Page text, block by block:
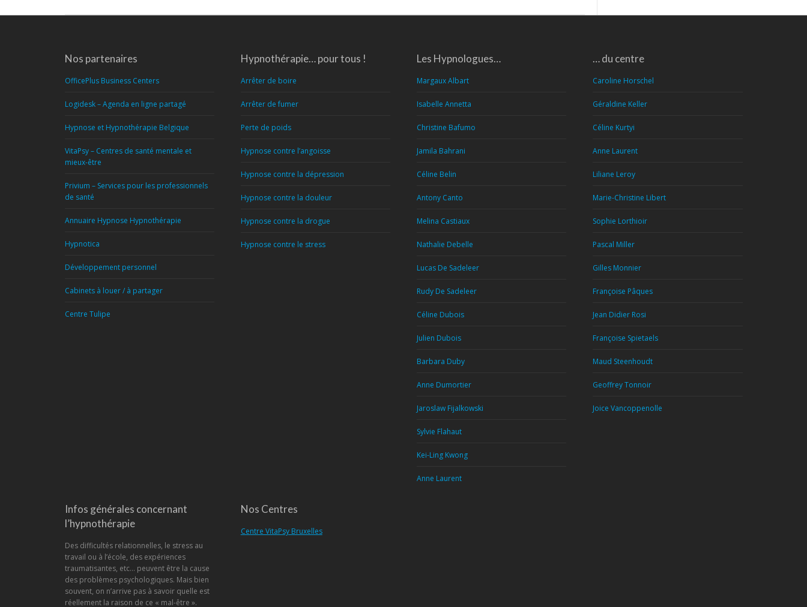
Nos partenaires
OfficePlus Business Centers
Logidesk – Agenda en ligne partagé
Hypnose et Hypnothérapie Belgique
VitaPsy – Centres de santé mentale et
mieux-être
Privium – Services pour les professionnels
de santé
Annuaire Hypnose Hypnothérapie
Hypnotica
Développement personnel
Cabinets à louer / à partager
Centre Tulipe
Hypnothérapie… pour tous !
Arrêter de boire
Arrêter de fumer
Perte de poids
Hypnose contre l’angoisse
Hypnose contre la dépression
Hypnose contre la douleur
Hypnose contre la drogue
Hypnose contre le stress
Les Hypnologues…
Margaux Albart
Isabelle Annetta
Christine Bafumo
Jamila Bahrani
Céline Belin
Antony Canto
Melina Castiaux
Nathalie Debelle
Lucas De Sadeleer
Rudy De Sadeleer
Céline Dubois
Julien Dubois
Barbara Duby
Anne Dumortier
Jaroslaw Fijalkowski
Sylvie Flahaut
Kei-Ling Kwong
Anne Laurent
… du centre
Caroline Horschel
Géraldine Keller
Céline Kurtyi
Anne Laurent
Liliane Leroy
Marie-Christine Libert
Sophie Lorthioir
Pascal Miller
Gilles Monnier
Françoise Pâques
Jean Didier Rosi
Françoise Spietaels
Maud Steenhoudt
Geoffrey Tonnoir
Joice Vancoppenolle
Infos générales concernant
l’hypnothérapie
Des difficultés relationnelles, le stress au
travail ou à l’école, des expériences
traumatisantes, etc… peuvent être la cause
des problèmes psychologiques. Mais bien
souvent, on n’arrive pas à savoir quelle est
réellement la raison de ce « mal-être ».
Nos Centres
Centre VitaPsy Bruxelles